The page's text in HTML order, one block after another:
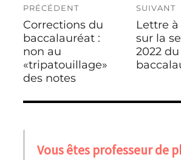
de
l’article
PRÉCÉDENT
Publication
précédente :
Corrections du
baccalauréat :
non au
«tripatouillage»
des notes
SUIVANT
suivante :
Lettre à
sur la
2022 du
Vous êtes professeur de